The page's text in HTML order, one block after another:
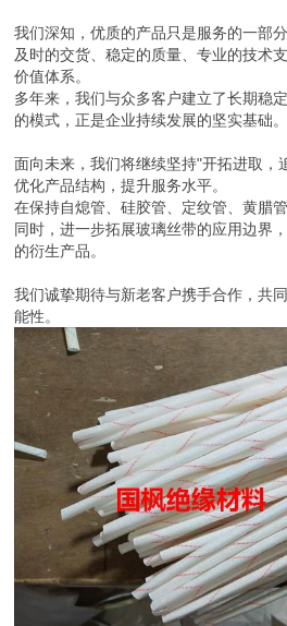
我们深知，优质的产品只是服务的一部分
及时的交货、稳定的质量、专业的技术
价值体系。
多年来，我们与众多客户建立了长期稳
的模式，正是企业持续发展的坚实基础。
面向未来，我们将继续坚持"开拓进取，
优化产品结构，提升服务水平。
在保持自熄管、硅胶管、定纹管、黄腊
同时，进一步拓展玻璃丝带的应用边界
的衍生产品。
我们诚挚期待与新老客户携手合作，共
能性。